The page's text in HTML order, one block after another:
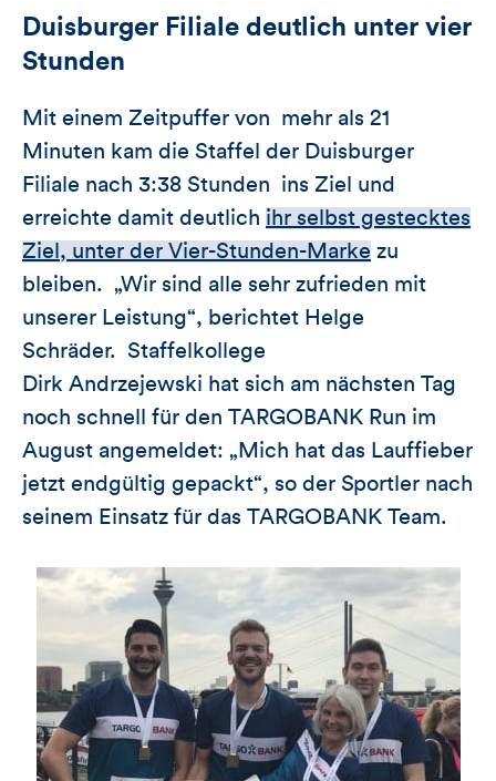
Duisburger Filiale deutlich unter vier
Stunden
Mit einem Zeitpuffer von mehr als 21
Minuten kam die Staffel der Duisburger
Filiale nach 3:38 Stunden ins Ziel und
erreichte damit deutlich ihr selbst gestecktes
Ziel, unter der Vier-Stunden-Marke zu
bleiben. „Wir sind alle sehr zufrieden mit
unserer Leistung“, berichtet Helge
Schräder. Staffelkollege
Dirk Andrzejewski hat sich am nächsten Tag
noch schnell für den TARGOBANK Run im
August angemeldet: „Mich hat das Lauffieber
jetzt endgültig gepackt“, so der Sportler nach
seinem Einsatz für das TARGOBANK Team.